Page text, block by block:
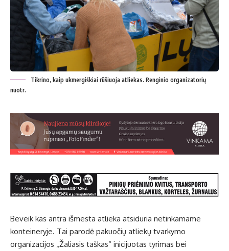
Tikrino, kaip ukmergiškiai rūšiuoja atliekas. Renginio organizatorių
nuotr.
Beveik kas antra išmesta atlieka atsiduria netinkamame
konteineryje. Tai parodė pakuočių atliekų tvarkymo
organizacijos „Žaliasis taškas“ inicijuotas tyrimas bei